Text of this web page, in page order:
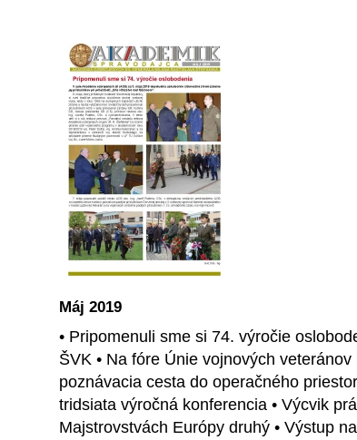
Máj 2019
• Pripomenuli sme si 74. výročie
ŠVK • Na fóre Únie vojnových
poznávacia cesta do operačného
tridsiata výročná konferencia • Výcvik
Majstrovstvách Európy druhý • Výstup